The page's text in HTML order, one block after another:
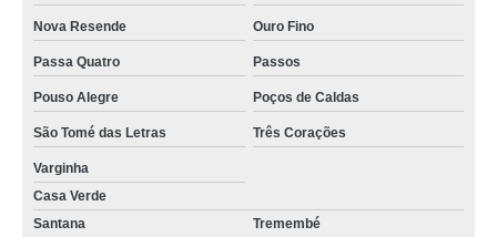
Nova Resende Ouro Fino
Passa Quatro Passos
Pouso Alegre Poços de Caldas
São Tomé das Letras Três Corações
Varginha
Casa Verde
Santana
Tremembé